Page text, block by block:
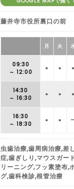
藤井寺市役所裏口の前
月 火
09:30
～ 12:00
● ● ●
14:30
～ 16:30
● ● ●
16:30
～ 18:30
● ●
虫歯治療,歯周病治療,差
症,歯ぎしり,マウスガー
リーニング,フッ素塗布,
グ,歯科検診,根管治療